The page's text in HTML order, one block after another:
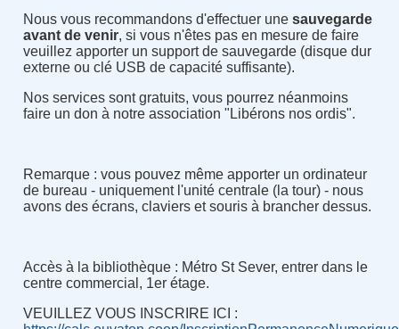
Nous vous recommandons d'effectuer une sauvegarde
avant de venir, si vous n'êtes pas en mesure de faire
veuillez apporter un support de sauvegarde (disque dur
externe ou clé USB de capacité suffisante).
Nos services sont gratuits, vous pourrez néanmoins
faire un don à notre association "Libérons nos ordis".
Remarque : vous pouvez même apporter un ordinateur
de bureau - uniquement l'unité centrale (la tour) - nous
avons des écrans, claviers et souris à brancher dessus.
Accès à la bibliothèque : Métro St Sever, entrer dans le
centre commercial, 1er étage.
VEUILLEZ VOUS INSCRIRE ICI :